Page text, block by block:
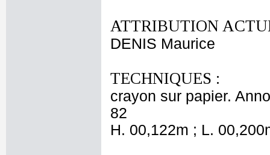
ATTRIBUTION
DENIS Maurice
TECHNIQUES :
crayon sur papier.
82
H. 00,122m ; L.